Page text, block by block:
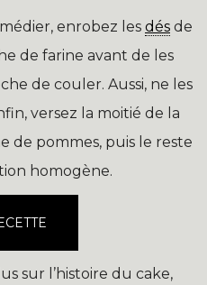
enrobez les dés de
de farine avant de les
de couler. Aussi, ne les
versez la moitié de la
de pommes, puis le reste
homogène.
sur l’histoire du cake,